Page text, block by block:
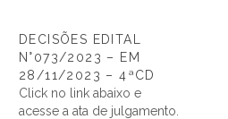
DECISÕES EDITAL
N°073/2023 – EM
28/11/2023 – 4ªCD
Click no link abaixo e
acesse a ata de julgamento.